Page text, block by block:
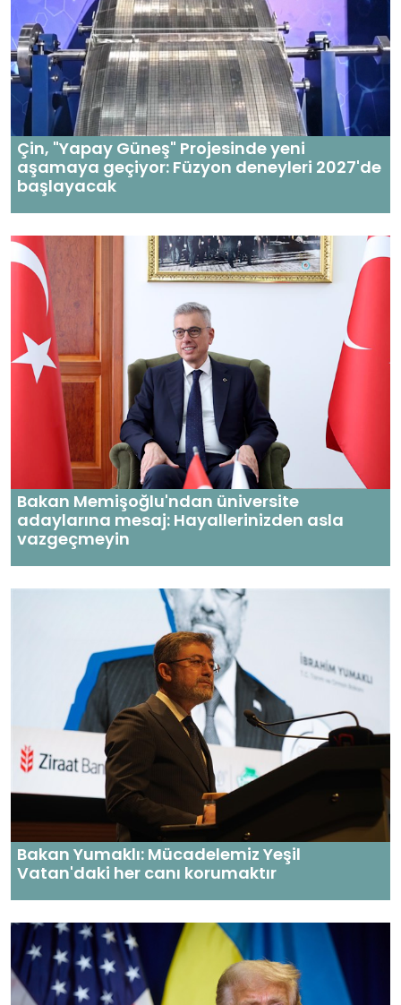
Çin, "Yapay Güneş" Projesinde yeni
aşamaya geçiyor: Füzyon deneyleri 2027'de
başlayacak
Bakan Memişoğlu'ndan üniversite
adaylarına mesaj: Hayallerinizden asla
vazgeçmeyin
Bakan Yumaklı: Mücadelemiz Yeşil
Vatan'daki her canı korumaktır